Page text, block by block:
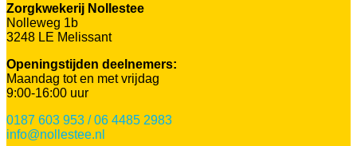
Zorgkwekerij Nollestee
Nolleweg 1b
3248 LE Melissant
Openingstijden deelnemers:
Maandag tot en met vrijdag
9:00-16:00 uur
0187 603 953 / 06 4485 2983
info@nollestee.nl